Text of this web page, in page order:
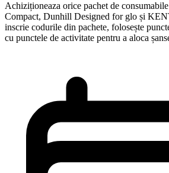
Achiziționeaza orice pachet de
Compact, Dunhill Designed for glo și
inscrie codurile din pachete, folosește
cu punctele de activitate pentru a aloca